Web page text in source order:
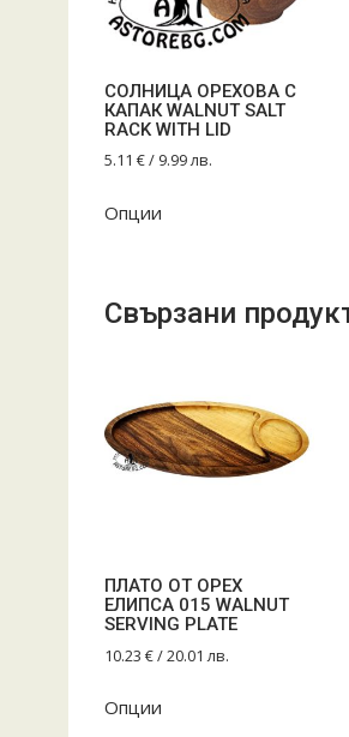
СОЛНИЦА ОРЕХОВА С
КАПАК WALNUT SALT
RACK WITH LID
5.11 €/ 9.99 лв.
Опции
Свързани
ПЛАТО ОТ ОРЕХ
ЕЛИПСА 015 WALNUT
SERVING PLATE
10.23 €/ 20.01 лв.
Опции